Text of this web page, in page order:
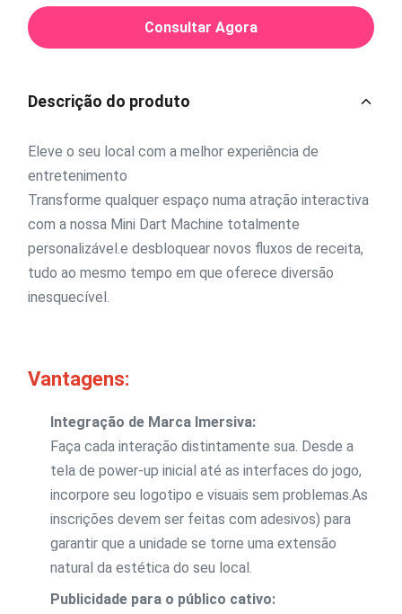
Consultar Agora
Descrição do produto
Eleve o seu local com a melhor experiência de
entretenimento
Transforme qualquer espaço numa atração interactiva
com a nossa Mini Dart Machine totalmente
personalizável.e desbloquear novos fluxos de receita,
tudo ao mesmo tempo em que oferece diversão
inesquecível.
Vantagens:
Integração de Marca Imersiva:
Faça cada interação distintamente sua. Desde a
tela de power-up inicial até as interfaces do jogo,
incorpore seu logotipo e visuais sem problemas.As
inscrições devem ser feitas com adesivos) para
garantir que a unidade se torne uma extensão
natural da estética do seu local.
Publicidade para o público cativo: